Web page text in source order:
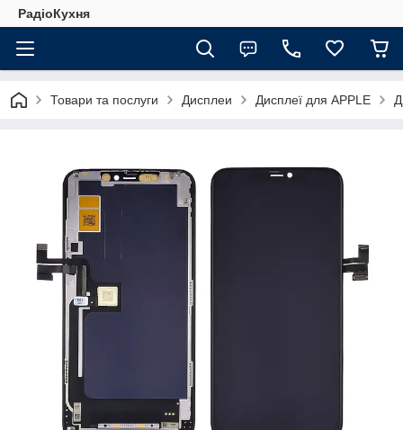
РадіоКухня
Товари та послуги Дисплеи Дисплеї для APPLE